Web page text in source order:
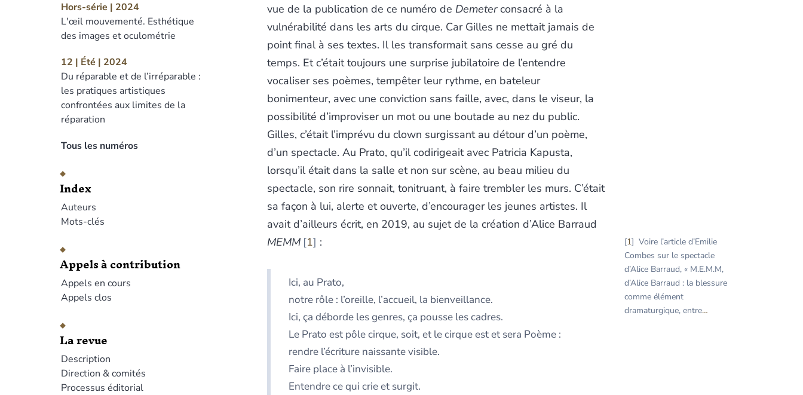
Hors-série | 2024
L'œil mouvementé. Esthétique
des images et oculométrie
12 | Été | 2024
Du réparable et de l’irréparable :
les pratiques artistiques
confrontées aux limites de la
réparation
Tous les numéros
Index
Auteurs
Mots-clés
Appels à contribution
Appels en cours
Appels clos
La revue
Description
Direction & comités
Processus éditorial
vue de la publication de ce numéro de Demeterconsacré à la
vulnérabilité dans les arts du cirque. Car Gilles ne mettait jamais de
point final à ses textes. Il les transformait sans cesse au gré du
temps. Et c’était toujours une surprise jubilatoire de l’entendre
vocaliser ses poèmes, tempêter leur rythme, en bateleur
bonimenteur, avec une conviction sans faille, avec, dans le viseur, la
possibilité d’improviser un mot ou une boutade au nez du public.
Gilles, c’était l’imprévu du clown surgissant au détour d’un poème,
d’un spectacle. Au Prato, qu’il codirigeait avec Patricia Kapusta,
lorsqu’il était dans la salle et non sur scène, au beau milieu du
spectacle, son rire sonnait, tonitruant, à faire trembler les murs. C’était
sa façon à lui, alerte et ouverte, d’encourager les jeunes artistes. Il
avait d’ailleurs écrit, en 2019, au sujet de la création d’Alice Barraud
MEMM 1 :
Ici, au Prato,
notre rôle : l’oreille, l’accueil, la bienveillance.
Ici, ça déborde les genres, ça pousse les cadres.
Le Prato est pôle cirque, soit, et le cirque est et sera Poème :
rendre l’écriture naissante visible.
Faire place à l’invisible.
Entendre ce qui crie et surgit.
1
Voire l’article d’Emilie
Combes sur le spectacle
d’Alice Barraud, « M.E.M.M,
d’Alice Barraud : la blessure
comme élément
dramaturgique, entre…